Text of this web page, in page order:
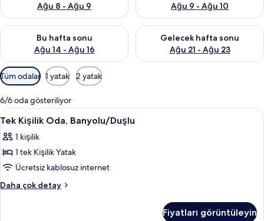
Ağu 8 - Ağu 9
Ağu 9 - Ağu 10
Bu hafta sonu
Ağu 14 - Ağu 16
Bu hafta sonu için müsaitliği kontrol et Ağu 14 - Ağu 16
Gelecek hafta sonu
Ağu 21 - Ağu 23
Önümüzdeki hafta sonu için
Odalar
için
mevcut
filtreler
Tüm odalar 1 yatak 2 yatak
6/6 oda gösteriliyor
Tek
Kişilik
Oda,
Banyolu/Duşlu
için
tüm
Tek Kişilik Oda, Banyolu/Duşlu |
6
Tek Kişilik Oda, Banyolu/Duşlu
1 kişilik
1 tek Kişilik Yatak
Ücretsiz kablosuz internet
Daha çok detay
Tek
Fiyatları görüntüleyin